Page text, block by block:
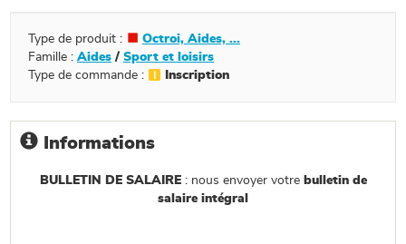
Type de produit :
Octroi, Aides, ...
Famille :Aides / Sport et loisirs
Type de commande :
Inscription
Informations
BULLETIN DE SALAIRE: nous envoyer votre bulletin de
salaire intégral